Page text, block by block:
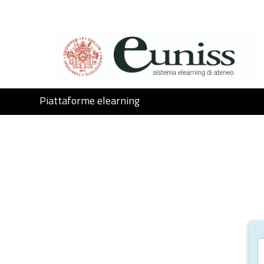
Piattaforme elearning